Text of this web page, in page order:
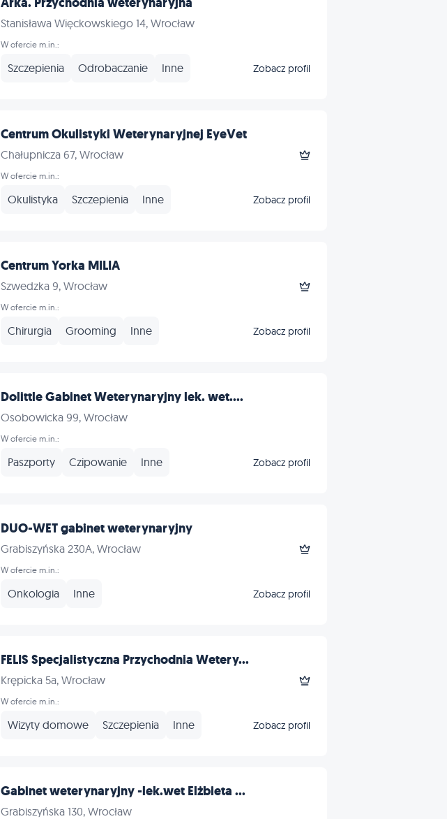
Stanisława Więckowskiego 14, Wrocław
W ofercie m.in.:
Szczepienia Odrobaczanie Inne Zobacz profil
Centrum Okulistyki Weterynaryjnej EyeVet
Chałupnicza 67, Wrocław
W ofercie m.in.:
Okulistyka Szczepienia Inne Zobacz profil
Centrum Yorka MILIA
Szwedzka 9, Wrocław
W ofercie m.in.:
Chirurgia Grooming Inne Zobacz profil
Dolittle Gabinet Weterynaryjny lek. wet....
Osobowicka 99, Wrocław
W ofercie m.in.:
Paszporty Czipowanie Inne Zobacz profil
DUO-WET gabinet weterynaryjny
Grabiszyńska 230A, Wrocław
W ofercie m.in.:
Onkologia Inne Zobacz profil
FELIS Specjalistyczna Przychodnia Wetery...
Krępicka 5a, Wrocław
W ofercie m.in.:
Wizyty domowe Szczepienia Inne Zobacz profil
Gabinet weterynaryjny -lek.wet Elżbieta ...
Grabiszyńska 130, Wrocław